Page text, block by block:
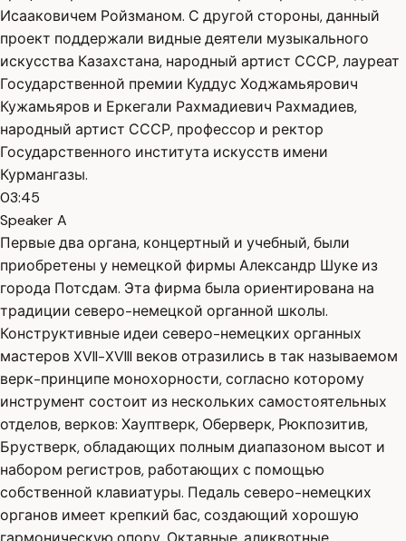
Исааковичем Ройзманом. С другой стороны, данный
проект поддержали видные деятели музыкального
искусства Казахстана, народный артист СССР, лауреат
Государственной премии Куддус Ходжамьярович
Кужамьяров и Еркегали Рахмадиевич Рахмадиев,
народный артист СССР, профессор и ректор
Государственного института искусств имени
Курмангазы.
03:45
Speaker A
Первые два органа, концертный и учебный, были
приобретены у немецкой фирмы Александр Шуке из
города Потсдам. Эта фирма была ориентирована на
традиции северо-немецкой органной школы.
Конструктивные идеи северо-немецких органных
мастеров XVII-XVIII веков отразились в так называемом
верк-принципе монохорности, согласно которому
инструмент состоит из нескольких самостоятельных
отделов, верков: Хауптверк, Оберверк, Рюкпозитив,
Брустверк, обладающих полным диапазоном высот и
набором регистров, работающих с помощью
собственной клавиатуры. Педаль северо-немецких
органов имеет крепкий бас, создающий хорошую